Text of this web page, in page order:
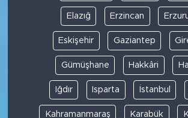
Elazığ Erzincan
Eskişehir Gaziantep
Gümüşhane Hakkâri
Iğdır Isparta İstanbul
Kahramanmaraş Karabük